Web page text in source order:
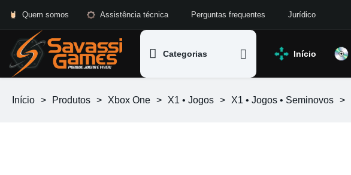
Quem somos Assistência técnica Perguntas frequentes Jurídico
Categorias Início
Início > Produtos > Xbox One > X1 • Jogos > X1 • Jogos • Seminovos >